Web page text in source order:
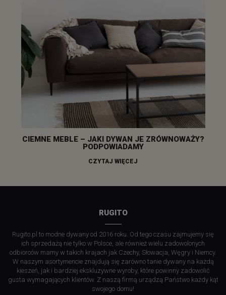
CIEMNE MEBLE – JAKI DYWAN JE ZRÓWNOWAŻY?
PODPOWIADAMY
CZYTAJ WIĘCEJ
RUGITO
Rugito.pl to modne dywany od 2016 roku. Od tego czasu zajmujemy się
ich sprzedażą nie tylko w Polsce, ale również wielu zadowolonych
odbiorców mamy w takich krajach jak Czechy, Słowacja, Węgry i Niemcy.
W naszym asortymencie znajdują się zarówno tanie dywany na każdą
kieszeń, jak i bardziej ekskluzywne wyroby, które powinny zadowolić
gusta wymagających klientów. Z naszą firmą urządzą Państwo każdy kąt
swojego domu!